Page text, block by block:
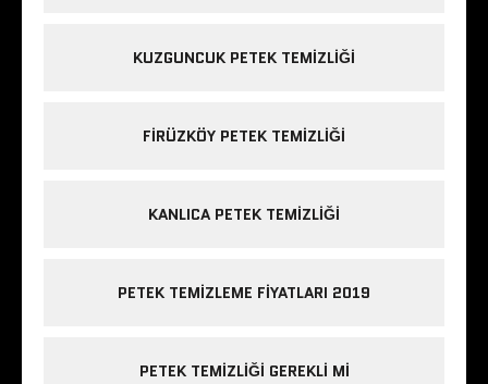
KUZGUNCUK PETEK TEMIZLIĞI
FIRÜZKÖY PETEK TEMIZLIĞI
KANLICA PETEK TEMIZLIĞI
PETEK TEMIZLEME FIYATLARI 2019
PETEK TEMIZLIĞI GEREKLI MI